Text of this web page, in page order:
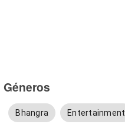
Géneros
Bhangra Entertainment